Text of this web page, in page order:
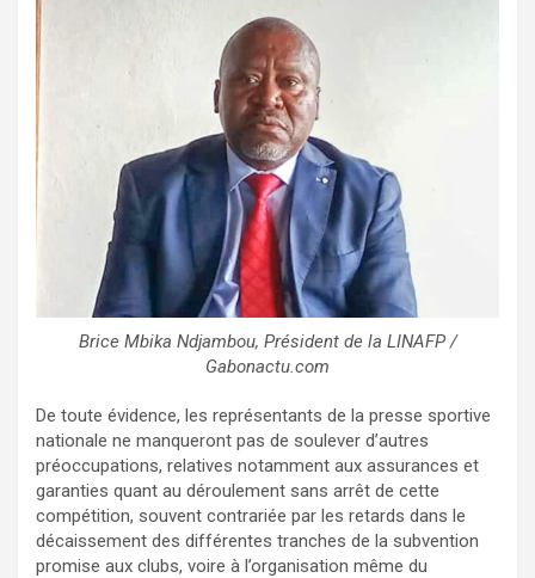
Brice Mbika Ndjambou, Président de la LINAFP /
Gabonactu.com
De toute évidence, les représentants de la presse sportive
nationale ne manqueront pas de soulever d’autres
préoccupations, relatives notamment aux assurances et
garanties quant au déroulement sans arrêt de cette
compétition, souvent contrariée par les retards dans le
décaissement des différentes tranches de la subvention
promise aux clubs, voire à l’organisation même du